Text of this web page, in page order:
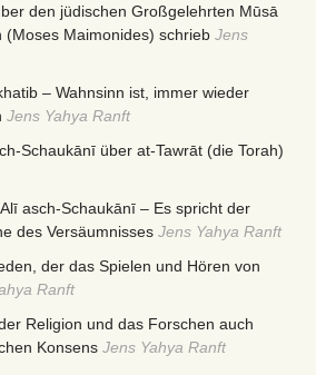
den jüdischen Großgelehrten Mūsā
(Moses Maimonides) schrieb Jens
– Wahnsinn ist, immer wieder
Jens Yahya Ranft
Schaukānī über at-Tawrāt (die Torah)
asch-Schaukānī – Es spricht der
des Versäumnisses Jens Yahya Ranft
der das Spielen und Hören von
Ranft
Religion und das Forschen auch
Konsens Jens Yahya Ranft